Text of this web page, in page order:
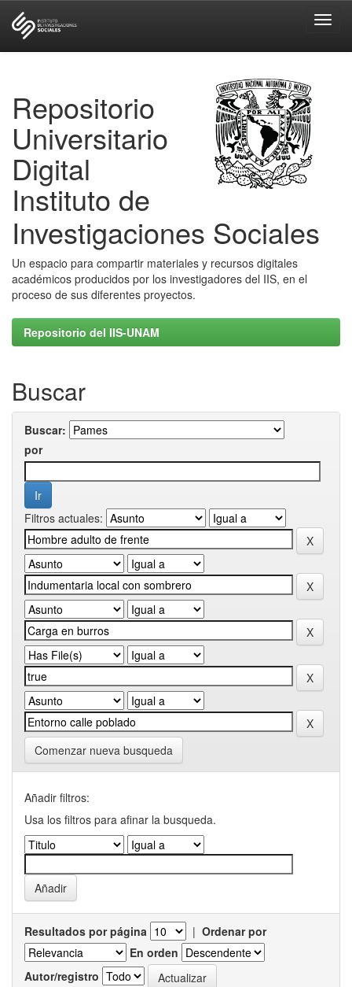
Repositorio
Universitario
Digital
Instituto de
Investigaciones Sociales
Un espacio para compartir materiales y recursos digitales
académicos producidos por los investigadores del IIS, en el
proceso de sus diferentes proyectos.
Repositorio del IIS-UNAM
Buscar
Buscar:
por
Filtros actuales:
Comenzar nueva busqueda
Añadir filtros:
Usa los filtros para afinar la busqueda.
Resultados por página | Ordenar por
En orden
Autor/registro